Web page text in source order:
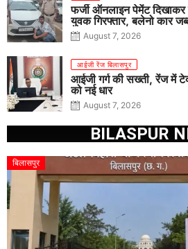
फर्जी ऑनलाइन पेमेंट
युवक गिरफ्तार, बलेनो कार
August 7, 2026
आईजी रेंज बिलासपुर
आईजी गर्ग की सख्ती, रेंज में
को नई धार
August 7, 2026
BILASPUR
बिलासपुर